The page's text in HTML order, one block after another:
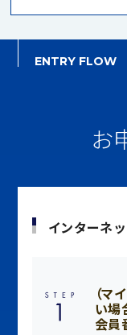
ENTRY FLOW
お
インターネ
（マ
い場
会員